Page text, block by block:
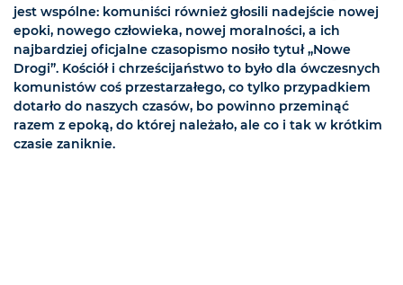
jest wspólne: komuniści również głosili nadejście nowej
epoki, nowego człowieka, nowej moralności, a ich
najbardziej oficjalne czasopismo nosiło tytuł „Nowe
Drogi”. Kościół i chrześcijaństwo to było dla ówczesnych
komunistów coś przestarzałego, co tylko przypadkiem
dotarło do naszych czasów, bo powinno przeminąć
razem z epoką, do której należało, ale co i tak w krótkim
czasie zaniknie.